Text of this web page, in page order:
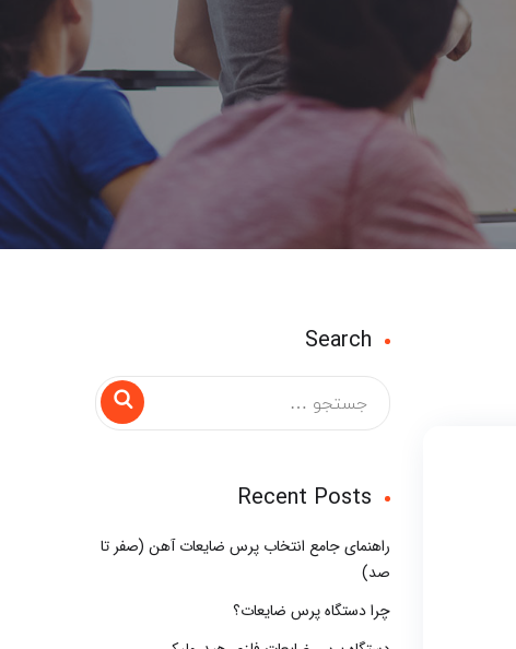
Search
Recent Posts
راهنمای جامع انتخاب پرس ضایعات آهن (صفر تا
صد)
چرا دستگاه پرس ضایعات؟